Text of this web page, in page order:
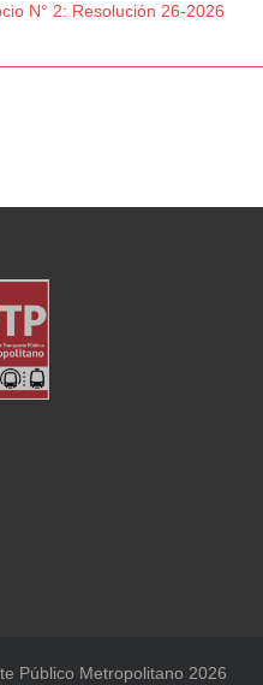
N° 2: Resolución 26-2026
Público Metropolitano 2026